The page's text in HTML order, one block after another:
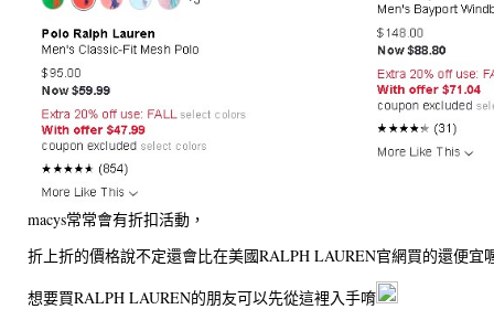
macys常常會有折扣活動，
折上折的價格說不定還會比在美國RALPH LAUREN官網買的還便宜
想要買RALPH LAUREN的朋友可以先從這裡入手唷